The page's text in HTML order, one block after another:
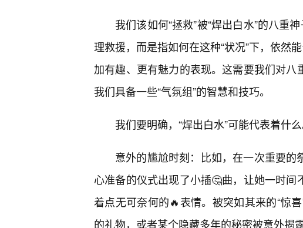
我们该如何“拯救”被“焊出白水”的八重
理救援，而是指如何在这种“状况”下，依然
加有趣、更有魅力的表现。这需要我们对
我们具备一些“气氛组”的智慧和技巧。
我们要明确，“焊出白水”可能代表着什么
意外的尴尬时刻：比如，在一次重要
心准备的仪式出现了小插🤔曲，让她一时
着点无可奈何的🔥表情。被突如其来的“惊
的礼物，或者某个隐藏多年的秘密被意外揭